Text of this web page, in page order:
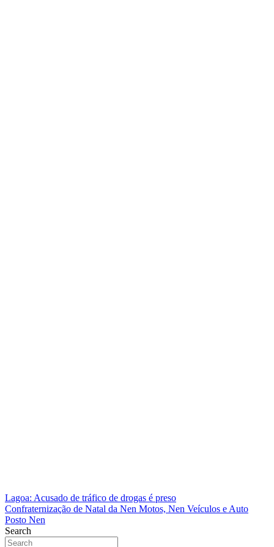
Navegação
de
Post
Lagoa: Acusado de tráfico de drogas é preso
Confraternização de Natal da Nen Motos, Nen Veículos e Auto
Posto Nen
Search